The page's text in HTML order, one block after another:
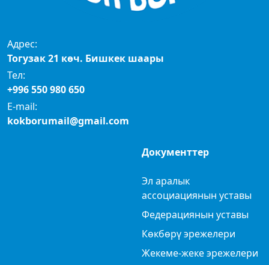
Адрес:
Тогузак 21 көч. Бишкек шаары
Тел:
+996 550 980 650
E-mail:
kokborumail@gmail.com
Документтер
Эл аралык
ассоциациянын уставы
Федерациянын уставы
Көкбөрү эрежелери
Жекеме-жеке эрежелери